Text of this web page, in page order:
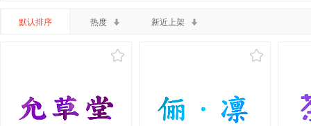
默认排序 热度 新近上架